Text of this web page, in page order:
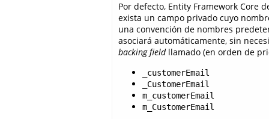
Por defecto, Entity Framework Core
exista un campo privado cuyo
una convención de nombres
asociará automáticamente, sin
backing fieldllamado (en orden de
_customerEmail
_CustomerEmail
m_customerEmail
m_CustomerEmail